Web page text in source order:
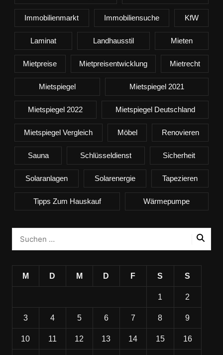
Immobilienmarkt Immobiliensuche KfW
Laminat Landhausstil Mieten
Mietpreise Mietpreisentwicklung Mietrecht
Mietspiegel Mietspiegel 2021
Mietspiegel 2022 Mietspiegel Deutschland
Mietspiegel Vergleich Möbel Renovieren
Sauna Schlüsseldienst Sicherheit
Solaranlagen Solarenergie Tapezieren
Tipps Zum Hauskauf Wärmepumpe
M D M D F S S
1 2
3 4 5 6 7 8 9
10 11 12 13 14 15 16